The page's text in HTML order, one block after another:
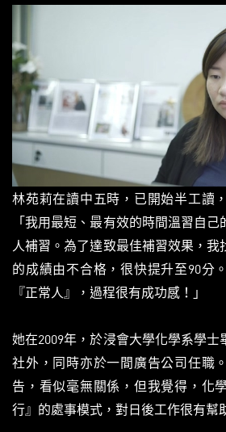
林苑莉在讀中五時，已開始半工讀
「我用最短、最有效的時間溫習自
人補習。為了達致最佳補習效果，
的成績由不合格，很快提升至90分
『正常人』，過程很有成功感！」
她在2009年，於浸會大學化學系學
社外，同時亦於一間廣告公司任職
告，看似毫無關係，但我覺得，化
行』的處事模式，對日後工作很有幫